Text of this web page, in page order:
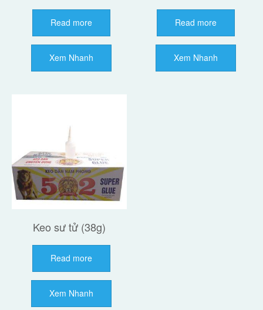
Read more
Xem Nhanh
Read more
Xem Nhanh
Keo sư tử (38g)
Read more
Xem Nhanh